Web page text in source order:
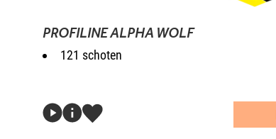
PROFILINE ALPHA WOLF
121 schoten